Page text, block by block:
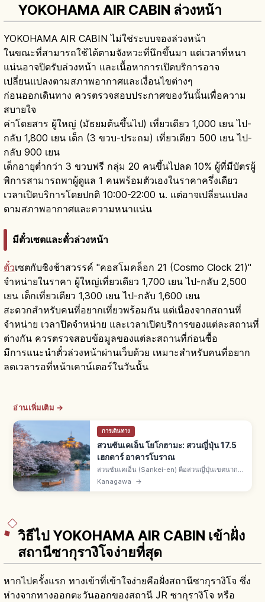
YOKOHAMA AIR CABIN ล่วงหน้า
YOKOHAMA AIR CABIN ไม่ใช่ระบบจองล่วงหน้า
ในขณะที่สามารถใช้ได้ตามจังหวะที่นึกขึ้นมา แต่เวลาที่หนา
แน่นอาจปิดรับล่วงหน้า และเนื้อหาการเปิดบริการอาจ
เปลี่ยนแปลงตามสภาพอากาศและเงื่อนไขต่างๆ
ก่อนออกเดินทาง ควรตรวจสอบประกาศของวันนั้นเพื่อความ
สบายใจ
ค่าโดยสาร ผู้ใหญ่ (มัธยมต้นขึ้นไป) เที่ยวเดียว 1,000 เยน ไป-
กลับ 1,800 เยน เด็ก (3 ขวบ-ประถม) เที่ยวเดียว 500 เยน ไป-
กลับ 900 เยน
เด็กอายุต่ำกว่า 3 ขวบฟรี กลุ่ม 20 คนขึ้นไปลด 10% ผู้ที่มีบัตรผู้
พิการสามารถพาผู้ดูแล 1 คนพร้อมตัวเองในราคาครึ่งเดียว
เวลาเปิดบริการโดยปกติ 10:00-22:00 น. แต่อาจเปลี่ยนแปลง
ตามสภาพอากาศและความหนาแน่น
มีตั๋วเซตและตั๋วล่วงหน้า
ตั๋วเซตกับชิงช้าสวรรค์ "คอสโมคล็อก 21 (Cosmo Clock 21)"
จำหน่ายในราคา ผู้ใหญ่เที่ยวเดียว 1,700 เยน ไป-กลับ 2,500
เยน เด็กเที่ยวเดียว 1,300 เยน ไป-กลับ 1,600 เยน
สะดวกสำหรับคนที่อยากเที่ยวพร้อมกัน แต่เนื่องจากสถานที่
จำหน่าย เวลาปิดจำหน่าย และเวลาเปิดบริการของแต่ละสถานที่
ต่างกัน ควรตรวจสอบข้อมูลของแต่ละสถานที่ก่อนซื้อ
มีการแนะนำตั๋วล่วงหน้าผ่านเว็บด้วย เหมาะสำหรับคนที่อยาก
ลดเวลารอที่หน้าเคาน์เตอร์ในวันนั้น
อ่านเพิ่มเติม →
การเดินทาง
สวนซันเคเอ็น โยโกฮามะ: สวนญี่ปุ่น 17.5
เฮกตาร์ อาคารโบราณ
สวนซันเคเอ็น (Sankei-en) คือสวนญี่ปุ่นเขตนากะ
เมืองโยโกฮามะ พื้นที่ 17.5 เฮกตาร์ สร้างโดยฮาระ
โทมิทาโร่ นักธุรกิจค้าผ้าไหม รวมอาคาร
Kanagawa →
วิธีไป YOKOHAMA AIR CABIN เข้าฝั่ง
สถานีซากุรางิโจง่ายที่สุด
หากไปครั้งแรก ทางเข้าที่เข้าใจง่ายคือฝั่งสถานีซากุรางิโจ ซึ่ง
ห่างจากทางออกตะวันออกของสถานี JR ซากุรางิโจ หรือ